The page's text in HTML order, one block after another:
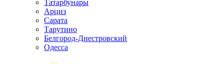
Татарбунары
Арциз
Сарата
Тарутино
Белгород-Днестровский
Одесса